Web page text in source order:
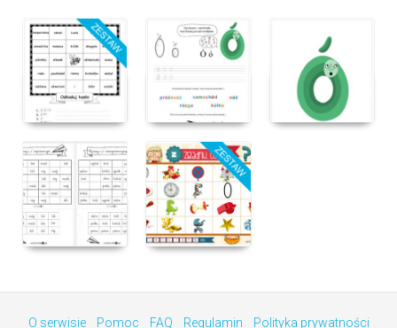
O serwisie Pomoc FAQ Regulamin Polityka prywatności